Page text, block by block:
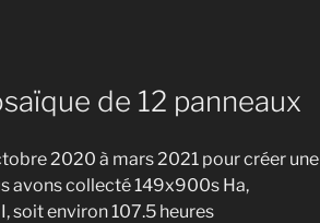
de 12 panneaux
2020 à mars 2021 pour créer une
avons collecté 149x900s Ha,
soit environ 107.5 heures